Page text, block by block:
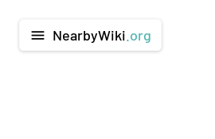
menu NearbyWiki .org